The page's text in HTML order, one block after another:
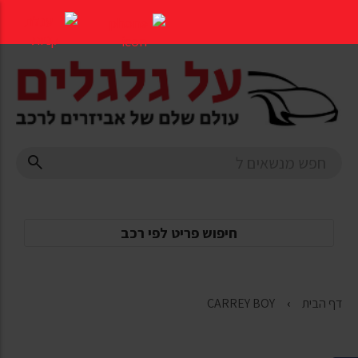
העמוד
חיפוש פריט לפי רכב
דף הבית CARREY BOY